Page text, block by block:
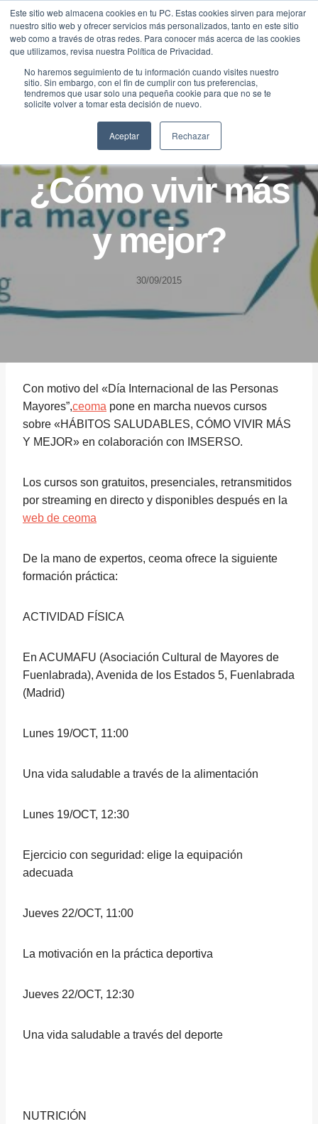
Este sitio web almacena cookies en tu PC. Estas cookies sirven para mejorar
nuestro sitio web y ofrecer servicios más personalizados, tanto en este sitio
web como a través de otras redes. Para conocer más acerca de las cookies
que utilizamos, revisa nuestra Política de Privacidad.
No haremos seguimiento de tu información cuando visites nuestro
sitio. Sin embargo, con el fin de cumplir con tus preferencias,
tendremos que usar solo una pequeña cookie para que no se te
solicite volver a tomar esta decisión de nuevo.
Aceptar Rechazar
Saltar
contenido
BLOG LONGEVIDAD
¿Cómo vivir más
y mejor?
30/09/2015
Con motivo del «Día Internacional de las Personas
Mayores”,ceoma pone en marcha nuevos cursos
sobre «HÁBITOS SALUDABLES, CÓMO VIVIR MÁS
Y MEJOR» en colaboración con IMSERSO.
Los cursos son gratuitos, presenciales, retransmitidos
por streaming en directo y disponibles después en la
web de ceoma
De la mano de expertos, ceoma ofrece la siguiente
formación práctica:
ACTIVIDAD FÍSICA
En ACUMAFU (Asociación Cultural de Mayores de
Fuenlabrada), Avenida de los Estados 5, Fuenlabrada
(Madrid)
Lunes 19/OCT, 11:00
Una vida saludable a través de la alimentación
Lunes 19/OCT, 12:30
Ejercicio con seguridad: elige la equipación
adecuada
Jueves 22/OCT, 11:00
La motivación en la práctica deportiva
Jueves 22/OCT, 12:30
Una vida saludable a través del deporte
NUTRICIÓN
Traducir »